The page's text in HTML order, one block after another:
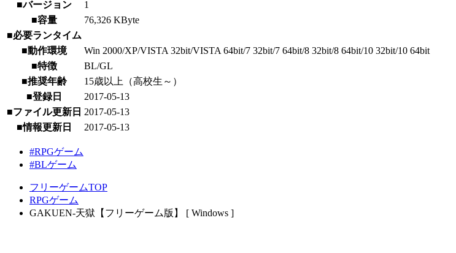
■バージョン
1
■容量
76,326 KByte
■必要ランタイム
■動作環境
Win 2000/XP/VISTA 32bit/VISTA 64bit/7 32bit/7 64bit/8 32bit/8 64bit/10 32bit/10 64bit
■特徴
BL/GL
■推奨年齢
15歳以上（高校生～）
■登録日
2017-05-13
■ファイル更新日 2017-05-13
■情報更新日
2017-05-13
#RPGゲーム
#BLゲーム
フリーゲームTOP
RPGゲーム
GAKUEN-天獄【フリーゲーム版】 [ Windows ]